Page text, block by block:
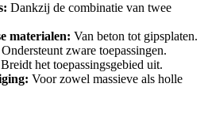
Dankzij de combinatie van twee
materialen: Van beton tot gipsplaten.
Ondersteunt zware toepassingen.
Breidt het toepassingsgebied uit.
Voor zowel massieve als holle